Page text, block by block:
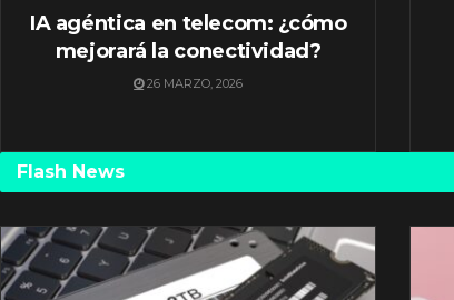
IA agéntica en telecom: ¿cómo
mejorará la conectividad?
26 MARZO, 2026
Flash News